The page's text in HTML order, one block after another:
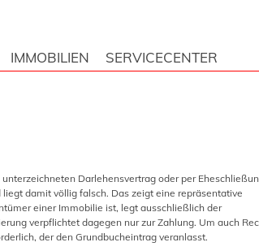
IMMOBILIEN SERVICECENTER
Darlehensvertrag oder per
damit völlig falsch. Das zeigt eine repräsentative
einer Immobilie ist, legt ausschließlich der
verpflichtet dagegen nur zur Zahlung. Um auch
der den Grundbucheintrag veranlasst.